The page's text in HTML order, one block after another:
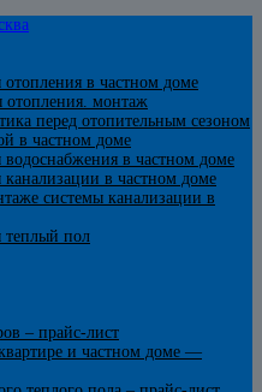
в частном доме
отопления. монтаж
перед отопительным сезоном
в частном доме
в частном доме
в частном доме
системы канализации в
пол
– прайс-лист
и частном доме —